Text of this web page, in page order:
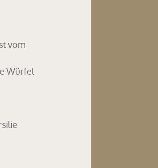
vom
Würfel